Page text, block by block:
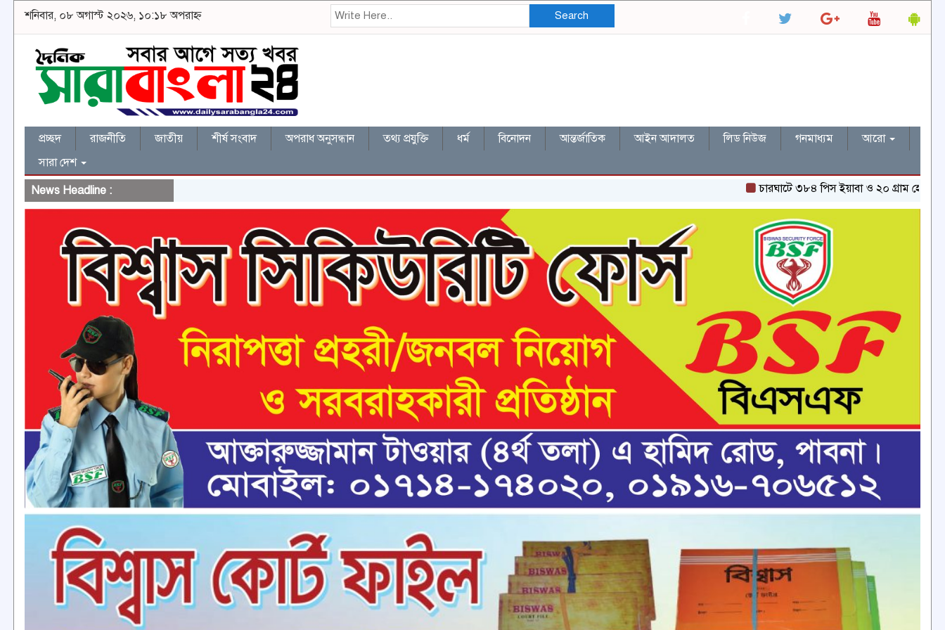
শনিবার, ০৮ অগাস্ট ২০২৬, ১০:১৮ অপরাহ্ন Search
প্রচ্ছদ রাজনীতি জাতীয় শীর্ষ সংবাদ অপরাধ অনুসন্ধান তথ্য প্রযুক্তি ধর্ম বিনোদন আন্তর্জাতিক আইন আদালত লিড নিউজ গনমাধ্যম
আরো
সারা দেশ
News Headline :
চারঘাটে ৩৮৪ পিস ইয়াবা ও ২০ গ্রাম হেরোইনসহ একজন